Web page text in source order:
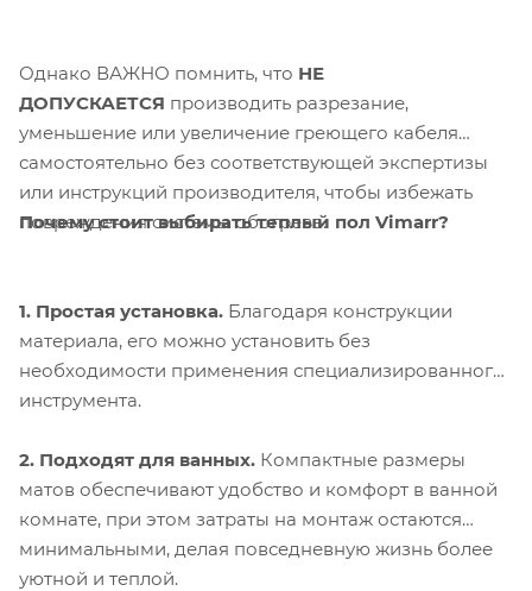
Однако ВАЖНО помнить, что НЕ
ДОПУСКАЕТСЯ производить разрезание,
уменьшение или увеличение греющего кабеля
самостоятельно без соответствующей экспертизы
или инструкций производителя, чтобы избежать
повреждения системы обогрева.
Почему стоит выбирать теплый пол Vimarr?
1. Простая установка. Благодаря конструкции
материала, его можно установить без
необходимости применения специализированного
инструмента.
2. Подходят для ванных. Компактные размеры
матов обеспечивают удобство и комфорт в ванной
комнате, при этом затраты на монтаж остаются
минимальными, делая повседневную жизнь более
уютной и теплой.